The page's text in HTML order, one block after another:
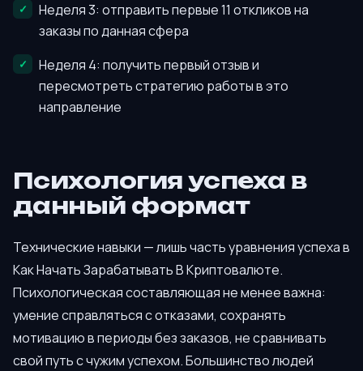
Неделя 3: отправить первые 11 откликов на
заказы по данная сфера
Неделя 4: получить первый отзыв и
пересмотреть стратегию работы в это
направление
Психология успеха в
данный формат
Технические навыки — лишь часть уравнения успеха в
Как Начать Зарабатывать В Криптовалюте.
Психологическая составляющая не менее важна:
умение справляться с отказами, сохранять
мотивацию в периоды без заказов, не сравнивать
свой путь с чужим успехом. Большинство людей